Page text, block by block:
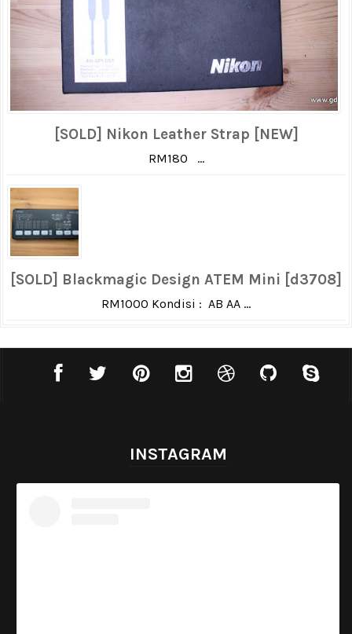
[SOLD] Nikon Leather Strap [NEW]
RM180 ...
[SOLD] Blackmagic Design ATEM Mini [d3708]
RM1000 Kondisi : AB AA ...
INSTAGRAM